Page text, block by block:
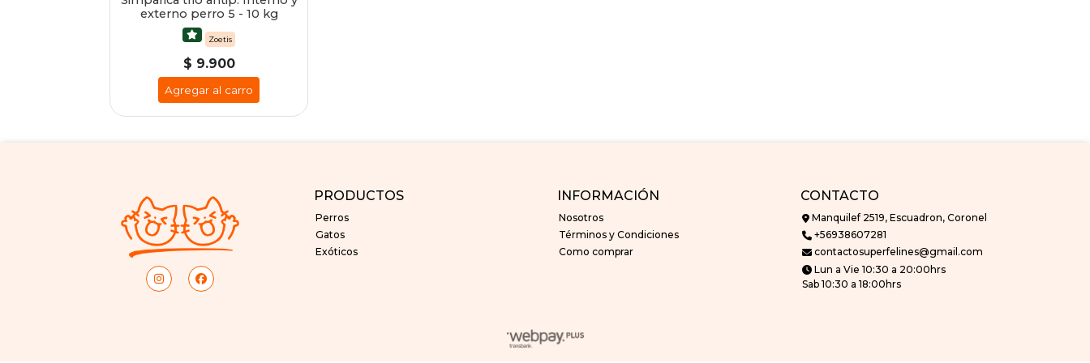
externo perro 5 - 10 kg
Zoetis
$ 9.900
Agregar al carro
PRODUCTOS
Perros
Gatos
Exóticos
INFORMACIÓN
Nosotros
Términos y Condiciones
Como comprar
CONTACTO
Manquilef 2519, Escuadron, Coronel
+56938607281
contactosuperfelines@gmail.com
Lun a Vie 10:30 a 20:00hrs
Sab 10:30 a 18:00hrs